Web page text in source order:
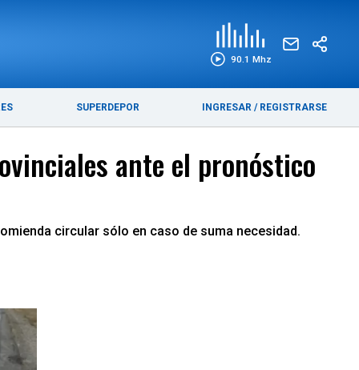
90.1 Mhz
SUPERDEPOR INGRESAR / REGISTRARSE
ante el pronóstico
circular sólo en caso de suma necesidad.